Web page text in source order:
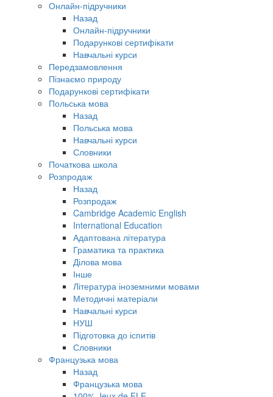
Онлайн-підручники
Назад
Онлайн-підручники
Подарункові сертифікати
Навчальні курси
Передзамовлення
Пізнаємо природу
Подарункові сертифікати
Польська мова
Назад
Польська мова
Навчальні курси
Словники
Початкова школа
Розпродаж
Назад
Розпродаж
Cambridge Academic English
International Education
Адаптована література
Граматика та практика
Ділова мова
Інше
Література іноземними мовами
Методичні матеріали
Навчальні курси
НУШ
Підготовка до іспитів
Словники
Французька мова
Назад
Французька мова